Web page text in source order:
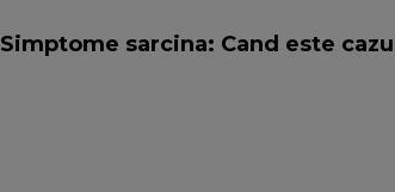
Simptome sarcina: Cand este